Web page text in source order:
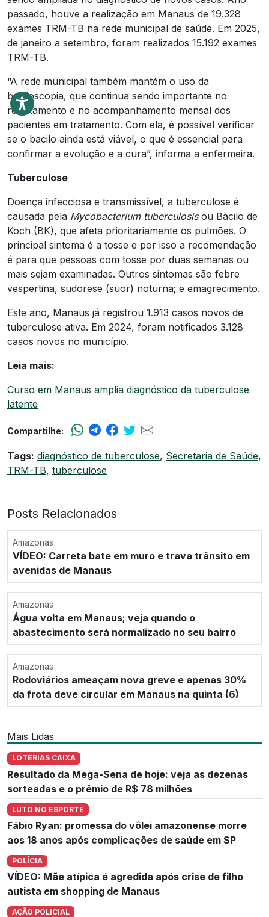
passado, houve a realização em Manaus de 19.328
exames TRM-TB na rede municipal de saúde. Em 2025,
de janeiro a setembro, foram realizados 15.192 exames
TRM-TB.
“A rede municipal também mantém o uso da
baciloscopia, que continua sendo importante no
retratamento e no acompanhamento mensal dos
pacientes em tratamento. Com ela, é possível verificar
se o bacilo ainda está viável, o que é essencial para
confirmar a evolução e a cura”, informa a enfermeira.
Tuberculose
Doença infecciosa e transmissível, a tuberculose é
causada pela Mycobacterium tuberculosis ou Bacilo de
Koch (BK), que afeta prioritariamente os pulmões. O
principal sintoma é a tosse e por isso a recomendação
é para que pessoas com tosse por duas semanas ou
mais sejam examinadas. Outros sintomas são febre
vespertina, sudorese (suor) noturna; e emagrecimento.
Este ano, Manaus já registrou 1.913 casos novos de
tuberculose ativa. Em 2024, foram notificados 3.128
casos novos no município.
Leia mais:
Curso em Manaus amplia diagnóstico da tuberculose
latente
Compartilhe:
Tags: diagnóstico de tuberculose, Secretaria de Saúde,
TRM-TB, tuberculose
Posts Relacionados
Amazonas
VÍDEO: Carreta bate em muro e trava trânsito em
avenidas de Manaus
Amazonas
Água volta em Manaus; veja quando o
abastecimento será normalizado no seu bairro
Amazonas
Rodoviários ameaçam nova greve e apenas 30%
da frota deve circular em Manaus na quinta (6)
Mais Lidas
LOTERIAS CAIXA
Resultado da Mega-Sena de hoje: veja as dezenas
sorteadas e o prêmio de R$ 78 milhões
LUTO NO ESPORTE
Fábio Ryan: promessa do vôlei amazonense morre
aos 18 anos após complicações de saúde em SP
POLÍCIA
VÍDEO: Mãe atípica é agredida após crise de filho
autista em shopping de Manaus
AÇÃO POLICIAL